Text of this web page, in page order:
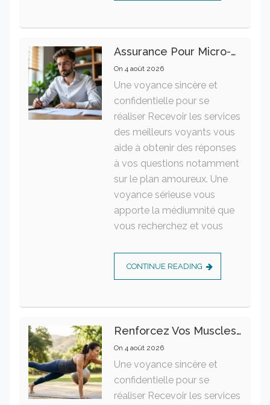
Assurance Pour Micro-Entrepreneur : Les Garanties Essentielles À Connaître
On 4 août 2026
Une voyance sincère et
confidentielle pour se
réaliser Recevoir les services
des meilleurs voyants vous
aide à obtenir des réponses
à vos questions notamment
sur le plan amoureux. Une
voyance sérieuse vous
apporte la médiumnité que
vous recherchez et vous
CONTINUE READING
Renforcez Vos Muscles Profonds Pour Apaiser Votre Mal De Dos
On 4 août 2026
Une voyance sincère et
confidentielle pour se
réaliser Recevoir les services